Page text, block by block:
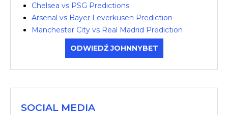
Chelsea vs PSG Predictions
Arsenal vs Bayer Leverkusen Prediction
Manchester City vs Real Madrid Prediction
ODWIEDŹ JOHNNYBET
SOCIAL MEDIA